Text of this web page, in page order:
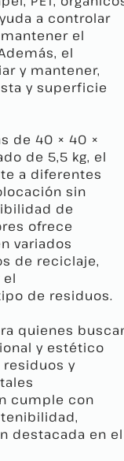
a controlar
el
el
y mantener,
y superficie
de 40 × 40 ×
de 5,5 kg, el
a diferentes
sin
de
ofrece
variados
de reciclaje,
el
de residuos.
quienes
y estético
y
cumple con
destacada en el